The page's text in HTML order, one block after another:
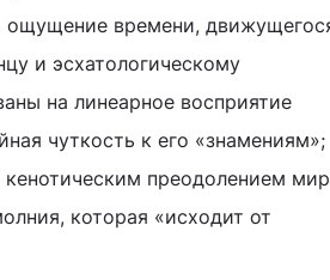
ощущение времени,
и эсхатологическому
на линеарное восприятие
чуткость к его «знамениям»;
преодолением
которая «исходит от